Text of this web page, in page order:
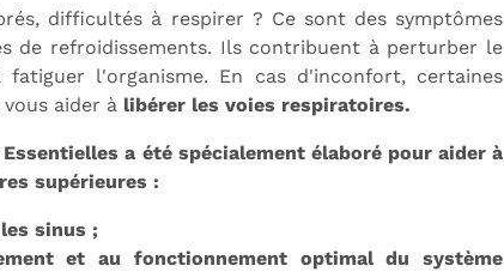
Livraison gratuite dès 59€
difficultés à respirer ? Ce sont des symptômes
de refroidissements. Ils contribuent à perturber le
l'organisme. En cas d'inconfort, certaines
aider à libérer les voies respiratoires.
a été spécialement élaboré pour aider à
supérieures :
sinus ;
et au fonctionnement optimal du système